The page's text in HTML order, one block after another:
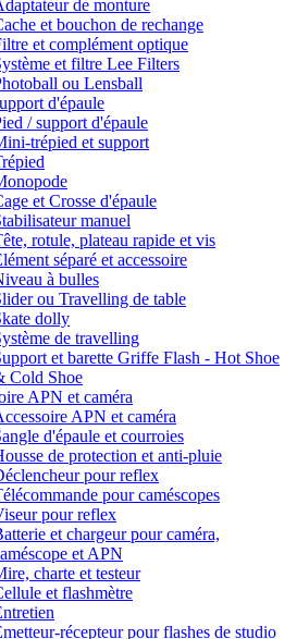
de monture
et bouchon de rechange
et complément optique
et filtre Lee Filters
ou Lensball
d'épaule
/ support d'épaule
trépied et support
et Crosse d'épaule
manuel
rotule, plateau rapide et vis
séparé et accessoire
à bulles
ou Travelling de table
dolly
de travelling
et barette Griffe Flash - Hot Shoe
Cold Shoe
APN et caméra
APN et caméra
d'épaule et courroies
de protection et anti-pluie
pour reflex
pour caméscopes
pour reflex
et chargeur pour caméra,
et APN
charte et testeur
et flashmètre
récepteur pour flashes de studio